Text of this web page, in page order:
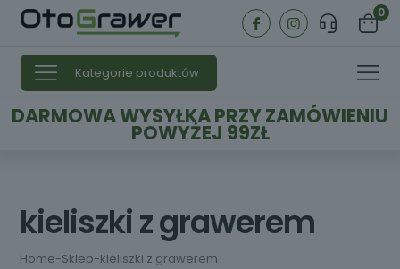
0
Kategorie produktów
DARMOWA WYSYŁKA PRZY ZAMÓWIENIU
POWYŻEJ 99ZŁ
kieliszki z grawerem
Home-Sklep-kieliszki z grawerem